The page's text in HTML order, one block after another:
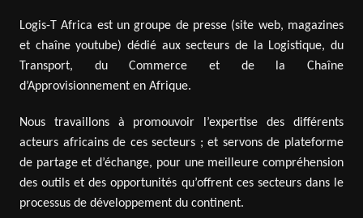
Logis-T Africa est un groupe de presse (site web, magazines
et chaîne youtube) dédié aux secteurs de la Logistique, du
Transport, du Commerce et de la Chaîne
d’Approvisionnement en Afrique.
Nous travaillons à promouvoir l’expertise des différents
acteurs africains de ces secteurs ; et servons de plateforme
de partage et d’échange, pour une meilleure compréhension
des outils et des opportunités qu’offrent ces secteurs dans le
processus de développement du continent.